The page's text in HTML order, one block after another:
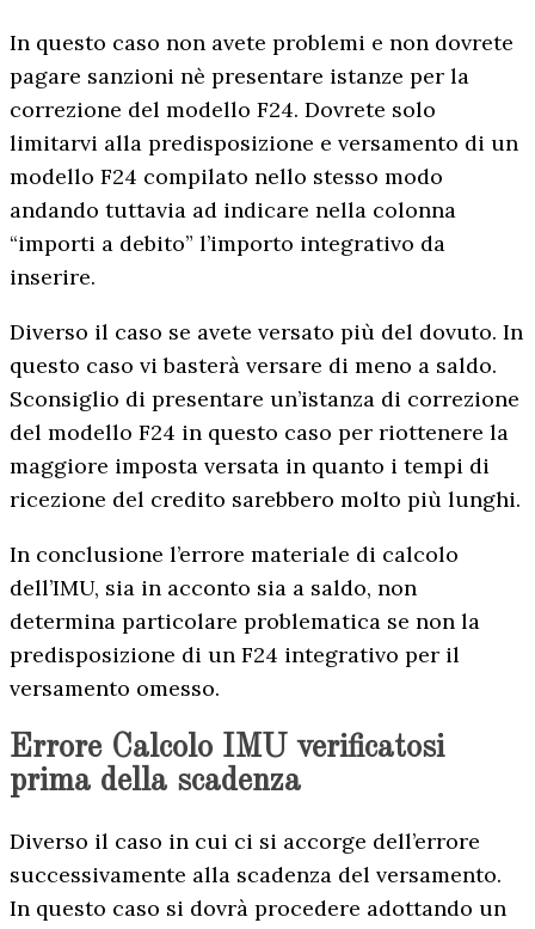
In questo caso non avete problemi e non dovrete
pagare sanzioni nè presentare istanze per la
correzione del modello F24. Dovrete solo
limitarvi alla predisposizione e versamento di un
modello F24 compilato nello stesso modo
andando tuttavia ad indicare nella colonna
“importi a debito” l’importo integrativo da
inserire.
Diverso il caso se avete versato più del dovuto. In
questo caso vi basterà versare di meno a saldo.
Sconsiglio di presentare un’istanza di correzione
del modello F24 in questo caso per riottenere la
maggiore imposta versata in quanto i tempi di
ricezione del credito sarebbero molto più lunghi.
In conclusione l’errore materiale di calcolo
dell’IMU, sia in acconto sia a saldo, non
determina particolare problematica se non la
predisposizione di un F24 integrativo per il
versamento omesso.
Errore Calcolo IMU verificatosi
prima della scadenza
Diverso il caso in cui ci si accorge dell’errore
successivamente alla scadenza del versamento.
In questo caso si dovrà procedere adottando un